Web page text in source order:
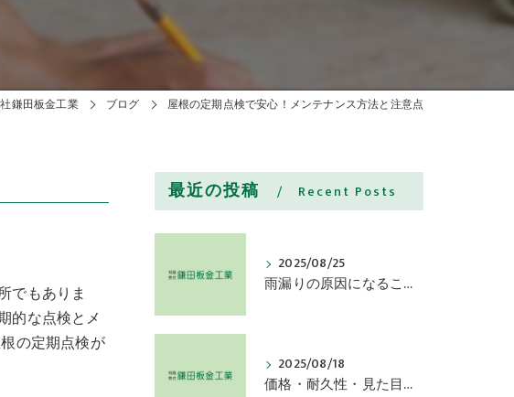
鎌田板金工業 ブログ 屋根の定期点検で安心！メンテナンス方法と注意点
でもありま
的な点検とメ
の定期点検が
最近の投稿 Recent Posts
2025/08/25
雨漏りの原因になることも！屋根と雨樋交換を検討すべき症状
2025/08/18
価格・耐久性・見た目で選ぶ屋根の素材種類とその特徴とは